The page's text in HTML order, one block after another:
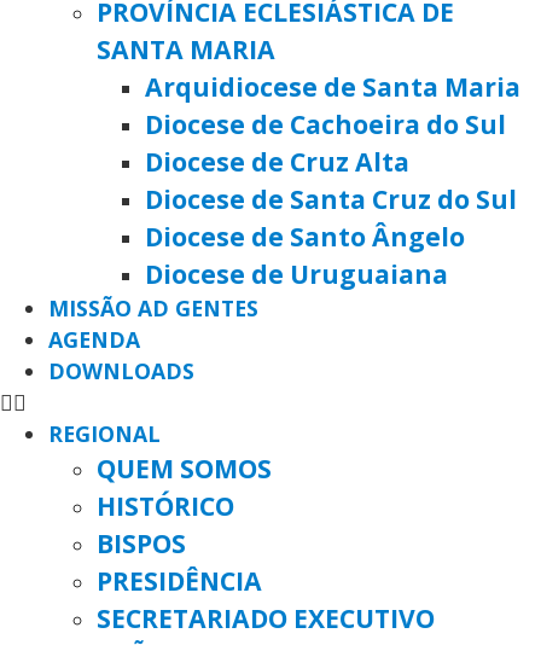
PROVÍNCIA ECLESIÁSTICA DE
SANTA MARIA
Arquidiocese de Santa Maria
Diocese de Cachoeira do Sul
Diocese de Cruz Alta
Diocese de Santa Cruz do Sul
Diocese de Santo Ângelo
Diocese de Uruguaiana
MISSÃO AD GENTES
AGENDA
DOWNLOADS
REGIONAL
QUEM SOMOS
HISTÓRICO
BISPOS
PRESIDÊNCIA
SECRETARIADO EXECUTIVO